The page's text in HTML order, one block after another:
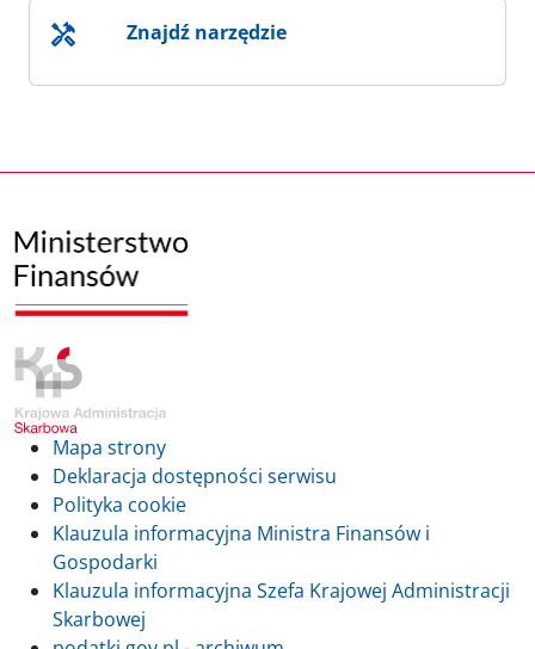
Znajdź narzędzie
Mapa strony
Deklaracja dostępności serwisu
Polityka cookie
Klauzula informacyjna Ministra Finansów i
Gospodarki
Klauzula informacyjna Szefa Krajowej Administracji
Skarbowej